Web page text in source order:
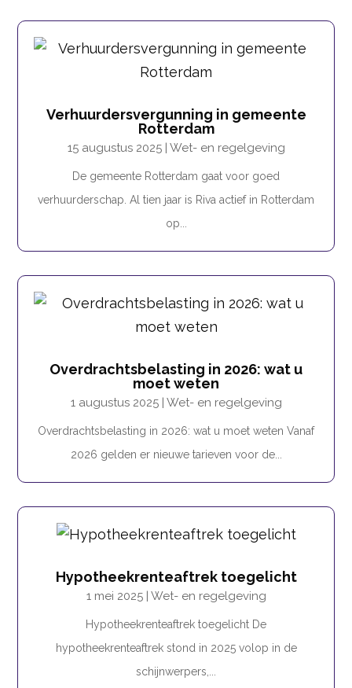
Verhuurdersvergunning in gemeente
Rotterdam
15 augustus 2025| Wet- en regelgeving
De gemeente Rotterdam gaat voor goed
verhuurderschap. Al tien jaar is Riva actief in Rotterdam
op...
Overdrachtsbelasting in 2026: wat u
moet weten
1 augustus 2025| Wet- en regelgeving
Overdrachtsbelasting in 2026: wat u moet weten Vanaf
2026 gelden er nieuwe tarieven voor de...
Hypotheekrenteaftrek toegelicht
1 mei 2025| Wet- en regelgeving
Hypotheekrenteaftrek toegelicht De
hypotheekrenteaftrek stond in 2025 volop in de
schijnwerpers,...